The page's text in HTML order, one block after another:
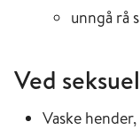
unngå rå
Ved
Vaske